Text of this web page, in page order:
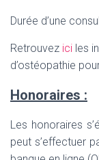
Durée d’une
Retrouvez ici les
d’ostéopathie
Honoraires :
Les honoraires
peut s’effectuer